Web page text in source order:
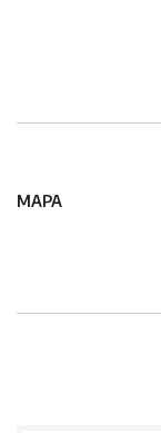
MAPA